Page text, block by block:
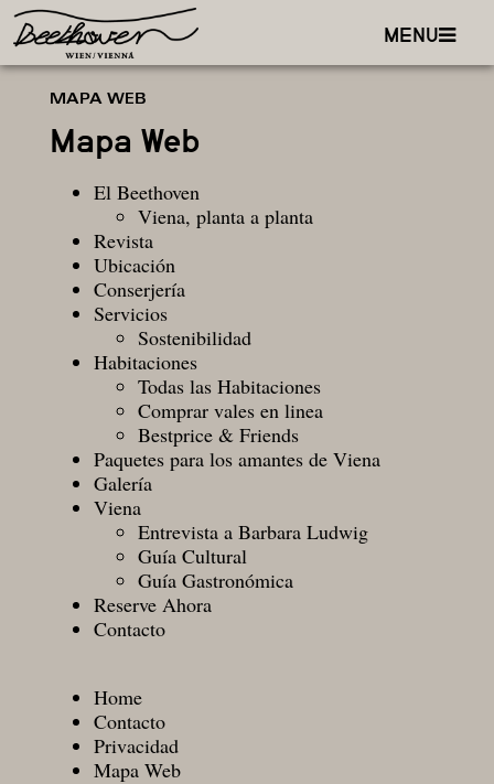
MENU
MAPA WEB
Mapa Web
El Beethoven
Viena, planta a planta
Revista
Ubicación
Conserjería
Servicios
Sostenibilidad
Habitaciones
Todas las Habitaciones
Comprar vales en linea
Bestprice & Friends
Paquetes para los amantes de Viena
Galería
Viena
Entrevista a Barbara Ludwig
Guía Cultural
Guía Gastronómica
Reserve Ahora
Contacto
Home
Contacto
Privacidad
Mapa Web